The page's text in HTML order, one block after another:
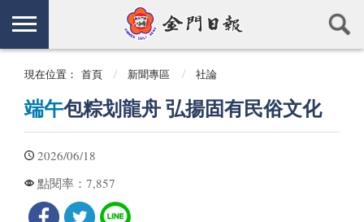
現在位置： 首頁 新聞專區 社論
端午包粽划龍舟 弘揚固有民俗文化
2026/06/18
點閱率： 7,857